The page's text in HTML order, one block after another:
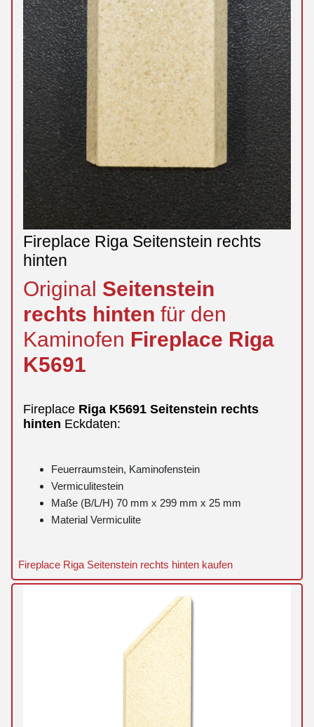
Fireplace Riga Seitenstein rechts
hinten
Original Seitenstein
rechts hinten für den
Kaminofen Fireplace Riga
K5691
Fireplace Riga K5691 Seitenstein rechts
hinten Eckdaten:
Feuerraumstein, Kaminofenstein
Vermiculitestein
Maße (B/L/H) 70 mm x 299 mm x 25 mm
Material Vermiculite
Fireplace Riga Seitenstein rechts hinten kaufen